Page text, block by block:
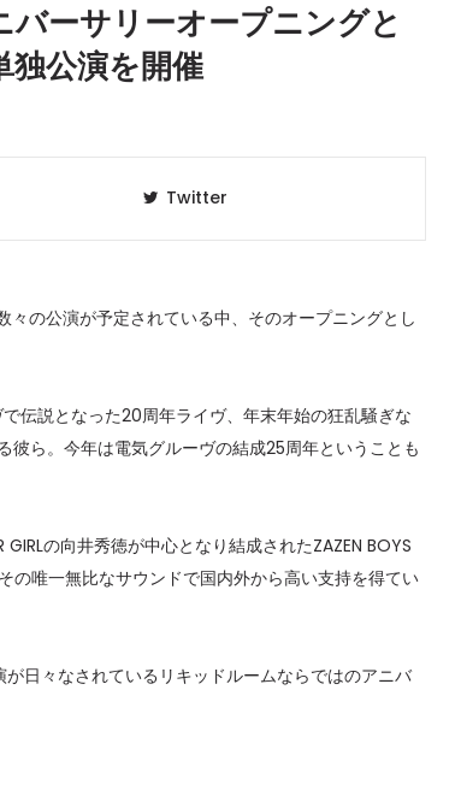
バーサリーオープニングと
独公演を開催
Twitter
の公演が予定されている中、そのオープニングとし
伝説となった20周年ライヴ、年末年始の狂乱騒ぎな
彼ら。今年は電気グルーヴの結成25周年ということも
の向井秀徳が中心となり結成されたZAZEN BOYS
の唯一無比なサウンドで国内外から高い支持を得てい
日々なされているリキッドルームならではのアニバ
のおすすめクラブ
年最新】